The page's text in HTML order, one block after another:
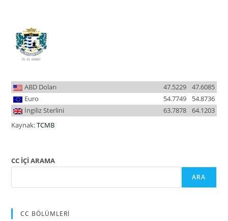
ABD Doları 47.6085
47.5229
Euro
54.8736
54.7749
İngiliz Sterlini
64.1203
63.7878
Kaynak:TCMB
CC İÇİ ARAMA
ARA
CC BÖLÜMLERİ